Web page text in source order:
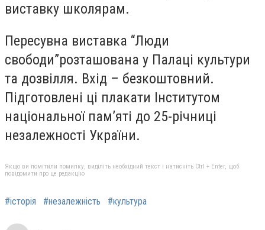
виставку школярам.
Пересувна виставка “Люди
свободи”розташована у Палаці культури
та дозвілля. Вхід – безкоштовний.
Підготовлені ці плакати Інститутом
національної пам’яті до 25-річниці
незалежності України.
Якщо ви помітили помилку, виділіть необхідний текст і натисніть Ctrl + Enter, щоб
повідомити про це редакцію
#історія #незалежність #культура